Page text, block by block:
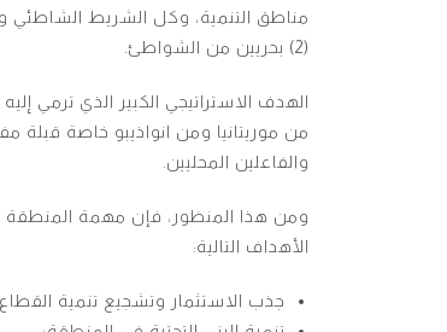
مناطق التنمية، وكل الشريط الشاطئي
(2) بحريين من الشواطئ.
الهدف الاستراتيجي الكبير الذي ترمي
من موريتانيا ومن انواذيبو خاصة قبلة
والفاعلين المحليين.
ومن هذا المنظور، فإن مهمة المنطقة
الأهداف التالية:
جذب الاستثمار وتشجيع تنمية